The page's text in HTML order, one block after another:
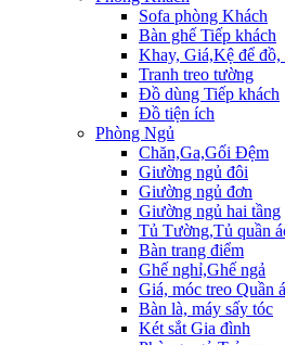
Sofa phòng Khách
Bàn ghế Tiếp khách
Khay, Giá,Kệ để đồ,
Tranh treo tường
Đồ dùng Tiếp khách
Đồ tiện ích
Phòng Ngủ
Chăn,Ga,Gối Đệm
Giường ngủ đôi
Giường ngủ đơn
Giường ngủ hai tầng
Tủ Tường,Tủ quần
Bàn trang điểm
Ghế nghỉ,Ghế ngả
Giá, móc treo Quần
Bàn là, máy sấy tóc
Két sắt Gia đình